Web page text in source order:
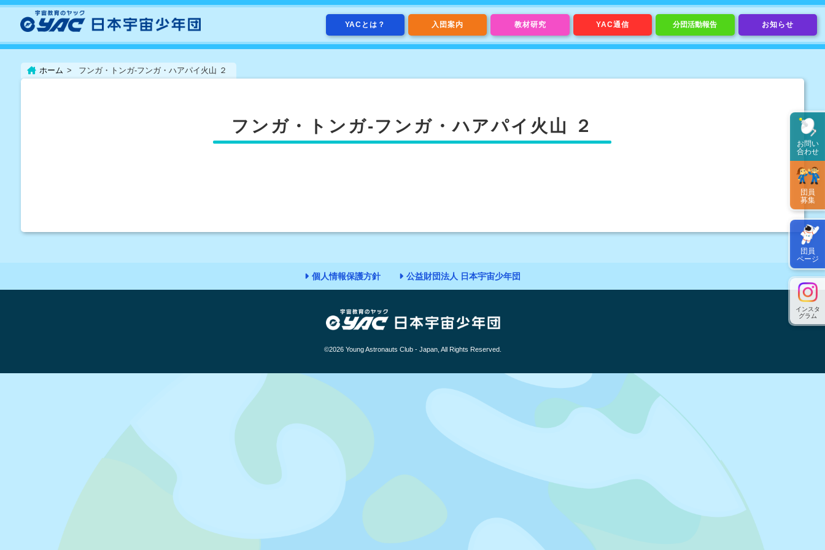
YACとは？ 入団案内 教材研究 YAC通信 分団活動報告 お知らせ
お問い
合わせ
団員
募集
団員
ページ
インスタ
グラム
ホーム フンガ・トンガ-フンガ・ハアパイ火山 ２
フンガ・トンガ-フンガ・ハアパイ火山 ２
個人情報保護方針 公益財団法人 日本宇宙少年団
©2026 Young Astronauts Club - Japan, All Rights Reserved.